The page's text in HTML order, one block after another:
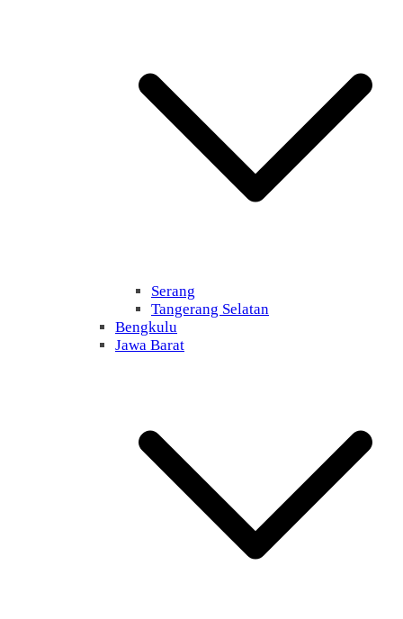
Serang
Tangerang Selatan
Bengkulu
Jawa Barat